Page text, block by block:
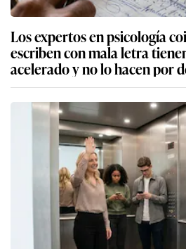
Los expertos en psicología
escriben con mala letra
acelerado y no lo hacen por